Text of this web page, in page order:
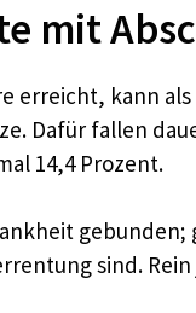
mit
erreicht, kann
Dafür fallen
14,4 Prozent.
sind.